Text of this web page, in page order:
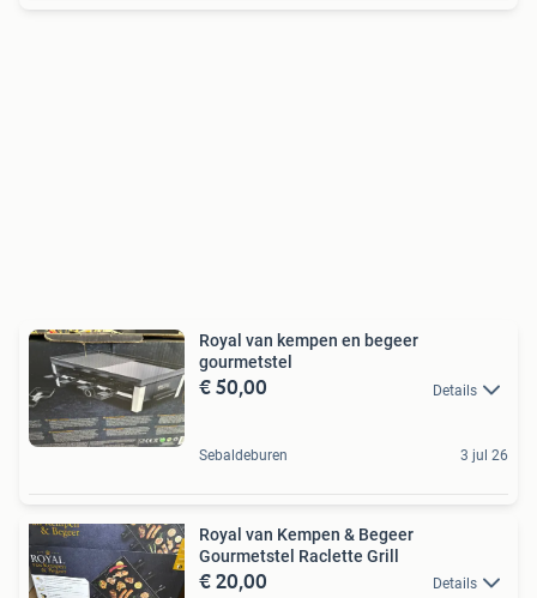
Royal van kempen en begeer
gourmetstel
€ 50,00 Details
Sebaldeburen 3 jul 26
Royal van Kempen & Begeer
Gourmetstel Raclette Grill
€ 20,00 Details